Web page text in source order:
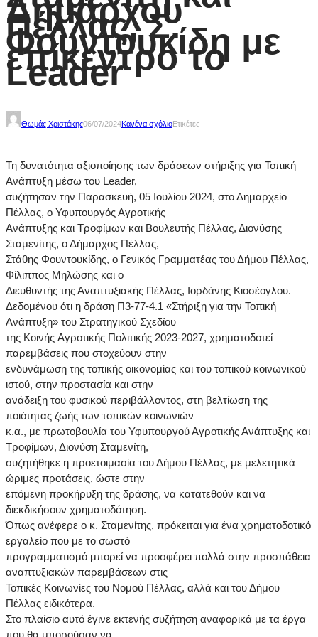
Δημάρχου
Πέλλας, Σ.
Φουντουκίδη με
επίκεντρο το
Leader
Θωμάς Χριστάκης06/07/2024Κανένα σχόλιοΕτικέτες
Τη δυνατότητα αξιοποίησης των δράσεων στήριξης για Τοπική
Ανάπτυξη μέσω του Leader,
συζήτησαν την Παρασκευή, 05 Ιουλίου 2024, στο Δημαρχείο
Πέλλας, ο Υφυπουργός Αγροτικής
Ανάπτυξης και Τροφίμων και Βουλευτής Πέλλας, Διονύσης
Σταμενίτης, ο Δήμαρχος Πέλλας,
Στάθης Φουντουκίδης, ο Γενικός Γραμματέας του Δήμου Πέλλας,
Φίλιππος Μηλώσης και ο
Διευθυντής της Αναπτυξιακής Πέλλας, Ιορδάνης Κιοσέογλου.
Δεδομένου ότι η δράση Π3-77-4.1 «Στήριξη για την Τοπική
Ανάπτυξη» του Στρατηγικού Σχεδίου
της Κοινής Αγροτικής Πολιτικής 2023-2027, χρηματοδοτεί
παρεμβάσεις που στοχεύουν στην
ενδυνάμωση της τοπικής οικονομίας και του τοπικού κοινωνικού
ιστού, στην προστασία και στην
ανάδειξη του φυσικού περιβάλλοντος, στη βελτίωση της
ποιότητας ζωής των τοπικών κοινωνιών
κ.α., με πρωτοβουλία του Υφυπουργού Αγροτικής Ανάπτυξης και
Τροφίμων, Διονύση Σταμενίτη,
συζητήθηκε η προετοιμασία του Δήμου Πέλλας, με μελετητικά
ώριμες προτάσεις, ώστε στην
επόμενη προκήρυξη της δράσης, να κατατεθούν και να
διεκδικήσουν χρηματοδότηση.
Όπως ανέφερε ο κ. Σταμενίτης, πρόκειται για ένα χρηματοδοτικό
εργαλείο που με το σωστό
προγραμματισμό μπορεί να προσφέρει πολλά στην προσπάθεια
αναπτυξιακών παρεμβάσεων στις
Τοπικές Κοινωνίες του Νομού Πέλλας, αλλά και του Δήμου
Πέλλας ειδικότερα.
Στο πλαίσιο αυτό έγινε εκτενής συζήτηση αναφορικά με τα έργα